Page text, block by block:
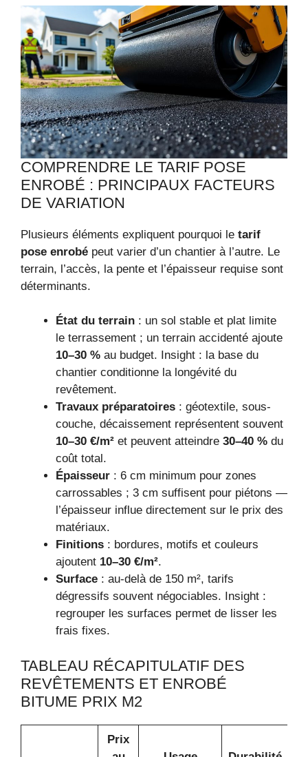
COMPRENDRE LE TARIF POSE
ENROBÉ : PRINCIPAUX FACTEURS
DE VARIATION
Plusieurs éléments expliquent pourquoi le tarif
pose enrobé peut varier d’un chantier à l’autre. Le
terrain, l’accès, la pente et l’épaisseur requise sont
déterminants.
État du terrain : un sol stable et plat limite
le terrassement ; un terrain accidenté ajoute
10–30 % au budget. Insight : la base du
chantier conditionne la longévité du
revêtement.
Travaux préparatoires : géotextile, sous-
couche, décaissement représentent souvent
10–30 €/m² et peuvent atteindre 30–40 % du
coût total.
Épaisseur : 6 cm minimum pour zones
carrossables ; 3 cm suffisent pour piétons —
l’épaisseur influe directement sur le prix des
matériaux.
Finitions : bordures, motifs et couleurs
ajoutent 10–30 €/m².
Surface : au-delà de 150 m², tarifs
dégressifs souvent négociables. Insight :
regrouper les surfaces permet de lisser les
frais fixes.
TABLEAU RÉCAPITULATIF DES
REVÊTEMENTS ET ENROBÉ
BITUME PRIX M2
Prix